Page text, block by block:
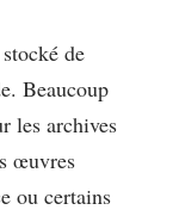
de
Beaucoup
les archives
œuvres
ou certains